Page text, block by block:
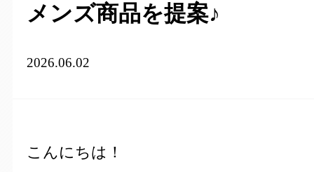
メンズ商品を提案♪
2026.06.02
こんにちは！